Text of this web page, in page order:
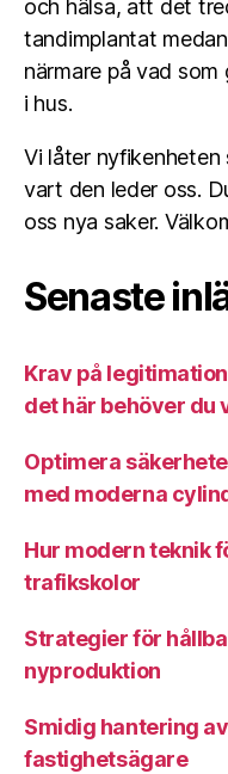
och hälsa, att det
tandimplantat
närmare på vad
i hus.
Vi låter
vart den leder oss.
oss nya saker.
Senaste
Krav på
det här behöver du
Optimera
med moderna
Hur modern teknik
trafikskolor
Strategier för
nyproduktion
Smidig hantering
fastighetsägare